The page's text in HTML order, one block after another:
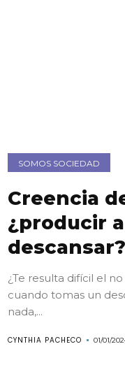
SOMOS SOCIEDAD
Creencia
¿producir
descansar?
¿Te resulta difícil el
cuando tomas un
nada,...
CYNTHIA PACHECO 01/01/